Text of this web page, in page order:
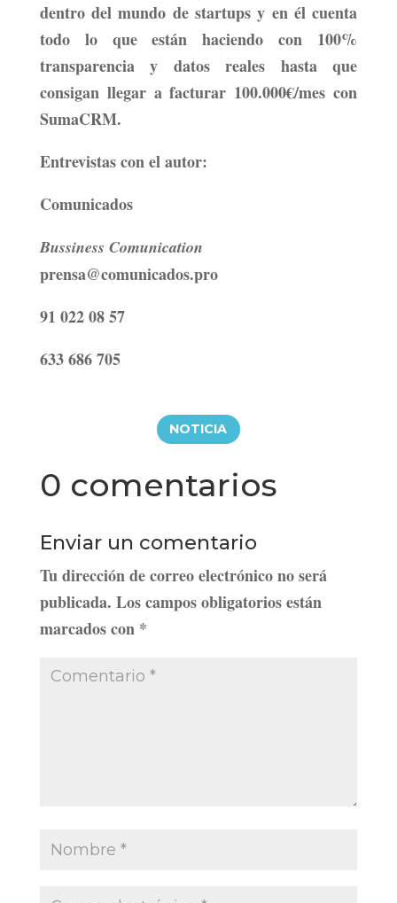
dentro del mundo de startups y en él cuenta
todo lo que están haciendo con 100%
transparencia y datos reales hasta que
consigan llegar a facturar 100.000€/mes con
SumaCRM.
Entrevistas con el autor:
Comunicados
Bussiness Comunication
prensa@comunicados.pro
91 022 08 57
633 686 705
NOTICIA
0 comentarios
Enviar un comentario
Tu dirección de correo electrónico no será
publicada. Los campos obligatorios están
marcados con *